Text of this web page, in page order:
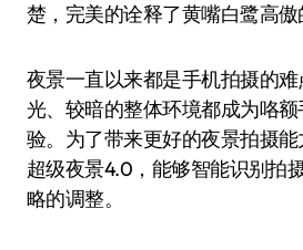
楚，完美的诠释了黄嘴白鹭高傲
夜景一直以来都是手机拍摄的
光、较暗的整体环境都成为咯
验。为了带来更好的夜景拍摄能
超级夜景4.0，能够智能识别拍
略的调整。